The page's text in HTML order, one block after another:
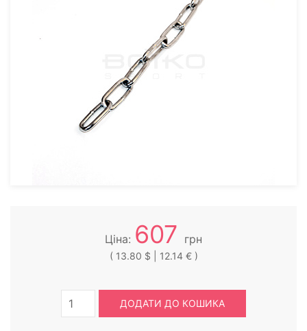
Ціна: 607 грн
( 13.80 $ | 12.14 € )
ДОДАТИ ДО КОШИКА